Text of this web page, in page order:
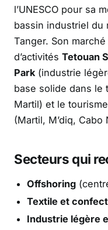
l’UNESCO pour sa
bassin industriel du
Tanger. Son
d’activités Tetouan
Park (industrie
base solide dans le
Martil) et le
(Martil, M’diq, Cabo
Secteurs qui
Offshoring
Textile et
Industrie légère